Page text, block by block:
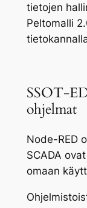
tietojen
Peltomalli
SSOT-
ohjelmat
Node-RED
SCADA
omaan